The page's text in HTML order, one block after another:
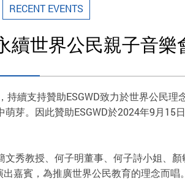
RECENT EVENTS
世界公民親子音樂
續支持贊助ESGWD致力於世界公民理
芽。因此贊助ESGWD於2024年9月15
秀教授、何子明董事、何子詩小姐、顏
嘉賓，為推廣世界公民教育的理念而唱。